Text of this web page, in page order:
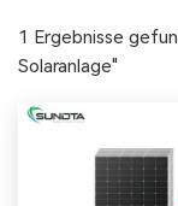
1 Ergebnisse
Solaranlage"